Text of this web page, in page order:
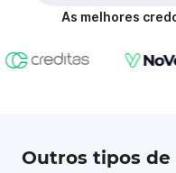
As melhores
Outros tipos